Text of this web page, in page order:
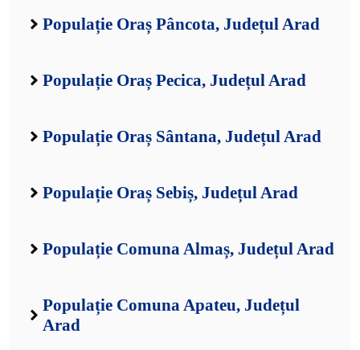
Populație Oraș Pâncota, Județul Arad
Populație Oraș Pecica, Județul Arad
Populație Oraș Sântana, Județul Arad
Populație Oraș Sebiș, Județul Arad
Populație Comuna Almaș, Județul Arad
Populație Comuna Apateu, Județul
Arad